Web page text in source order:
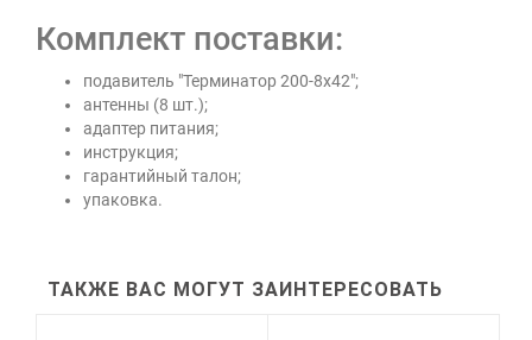
Комплект поставки:
подавитель "Терминатор 200-8х42";
антенны (8 шт.);
адаптер питания;
инструкция;
гарантийный талон;
упаковка.
ТАКЖЕ ВАС МОГУТ ЗАИНТЕРЕСОВАТЬ